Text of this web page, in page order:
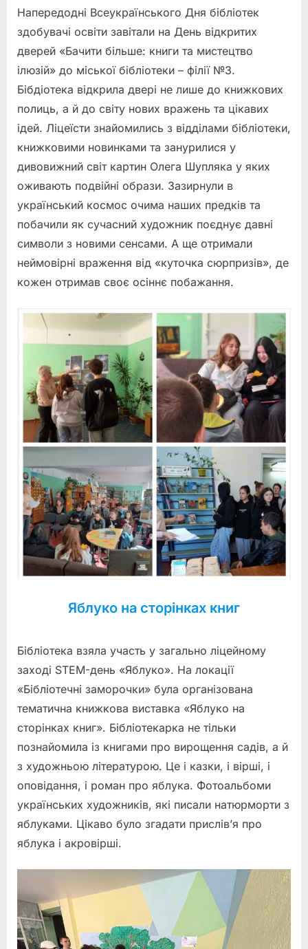
Напередодні Всеукраїнського Дня бібліотек
здобувачі освіти завітали на День відкритих
дверей «Бачити більше: книги та мистецтво
ілюзій» до міської бібліотеки – філії №3.
Бібдіотека відкрила двері не лише до книжкових
полиць, а й до світу нових вражень та цікавих
ідей. Ліцеїсти знайомились з відділами бібліотеки,
книжковими новинками та занурилися у
дивовижний світ картин Олега Шупляка у яких
оживають подвійні образи. Зазирнули в
український космос очима наших предків та
побачили як сучасний художник поєднує давні
символи з новими сенсами. А ще отримали
неймовірні враження від «куточка сюрпризів», де
кожен отримав своє осіннє побажання.
Яблуко на сторінках книг
Бібліотека взяла участь у загально ліцейному
заході STEM-день «Яблуко». На локації
«Бібліотечні заморочки» була організована
тематична книжкова виставка «Яблуко на
сторінках книг». Бібліотекарка не тільки
познайомила із книгами про вирощення садів, а й
з художньою літературою. Це і казки, і вірші, і
оповідання, і роман про яблука. Фотоальбоми
українських художників, які писали натюрморти з
яблуками. Цікаво було згадати прислів’я про
яблука і акровірші.